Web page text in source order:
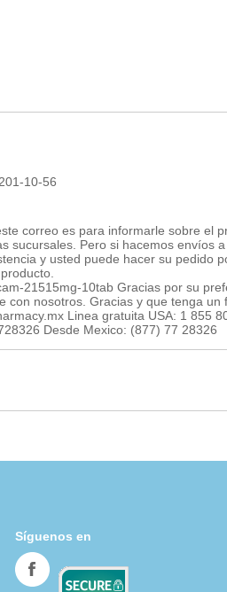
10-56
correo es para informarle sobre el
sucursales. Pero si hacemos envíos
y usted puede hacer su pedido
21515mg-10tab Gracias por su
con nosotros. Gracias y que tenga un
Linea gratuita USA: 1 855
Desde Mexico: (877) 77 28326
Síguenos en